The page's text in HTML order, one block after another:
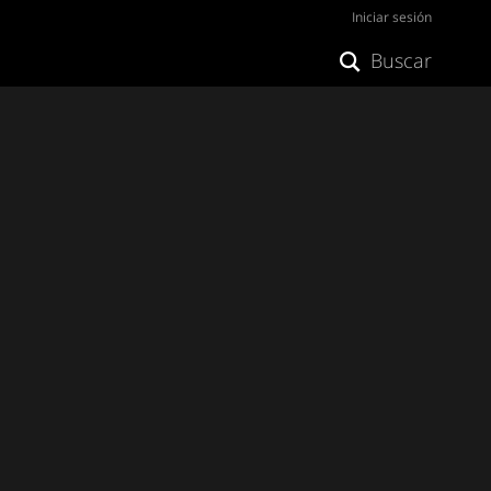
Iniciar sesión
Buscar